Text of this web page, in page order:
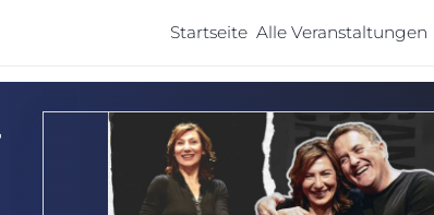
Startseite Alle Veranstaltungen